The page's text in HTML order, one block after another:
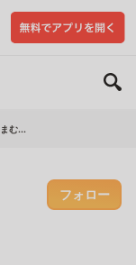
む...
フォロー